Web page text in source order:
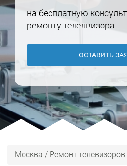
на бесплатную
ремонту телелвизора
ОСТАВИТЬ
Москва / Ремонт телевизоров